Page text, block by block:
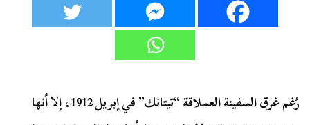
رُغم غرق السفينة العملاقة “تيتانك” في إبريل 1912، إلا أنها